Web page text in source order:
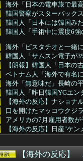
海外「日本の電車旅で最
韓国警察がスターバック
韓国人「日本には韓国み
韓国人「手術中に震度6
海外「ピスタチオと一緒
韓国人「サムスン電子が
【朗報】韓国人「日本の
ベトナム人「海外で有名
海外「無意味だ」長崎の
韓国人「昨日韓国YGエン
【海外の反応】ナショナ
口を開けたマッコウクジ
アメリカの7月雇用者数
【海外の反応】日産"ケ
韓国人「またあの不正選
村上宗隆の本塁打率に
【海外の反応】